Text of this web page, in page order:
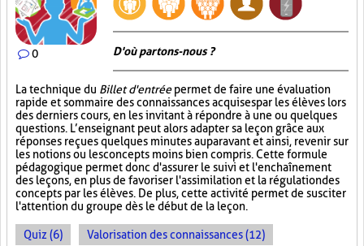
0 D'où partons-nous ?
La technique du Billet d'entréepermet de faire une évaluation
rapide et sommaire des connaissances acquises par les élèves lors
des derniers cours, en les invitant à répondre à une ou quelques
questions. L’enseignant peut alors adapter sa leçon grâce aux
réponses reçues quelques minutes auparavant et ainsi, revenir sur
les notions ou les concepts moins bien compris. Cette formule
pédagogique permet donc d'assurer le suivi et l'enchaînement
des leçons, en plus de favoriser l'assimilation et la régulation des
concepts par les élèves. De plus, cette activité permet de susciter
l'attention du groupe dès le début de la leçon.
Quiz (6) Valorisation des connaissances (12)